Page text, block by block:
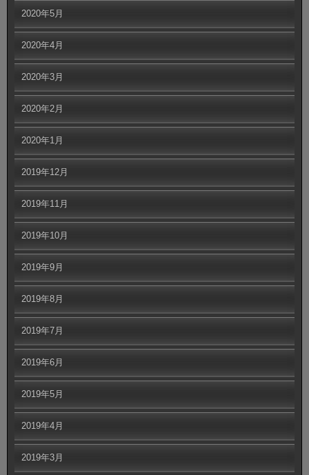
2020年5月
2020年4月
2020年3月
2020年2月
2020年1月
2019年12月
2019年11月
2019年10月
2019年9月
2019年8月
2019年7月
2019年6月
2019年5月
2019年4月
2019年3月